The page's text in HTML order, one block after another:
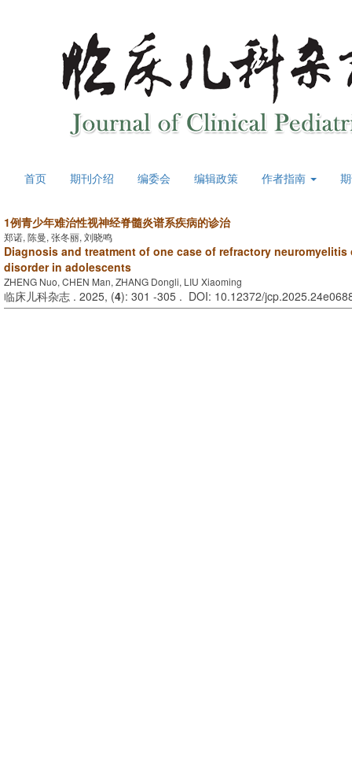
首页 期刊介绍 编委会 编辑政策 作者指南
1例青少年难治性视神经脊髓炎谱系疾病的诊治
郑诺, 陈曼, 张冬丽, 刘晓鸣
Diagnosis and treatment of one case of refractory
disorder in adolescents
ZHENG Nuo, CHEN Man, ZHANG Dongli, LIU Xiaoming
临床儿科杂志 . 2025, (4): 301 -305 . DOI: 10.12372/